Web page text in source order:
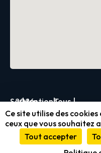
Servica
2026
|Mentions
légales
et
conformité
|Tous
droits
réservés
|
Ce site utilise des
ceux que vous souhaitez
Tout accepter